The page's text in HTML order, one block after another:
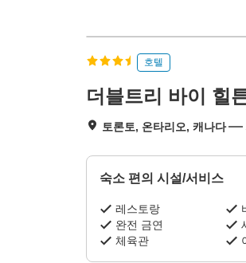
호텔
더블트리 바이 힐
토론토, 온타리오, 캐나다
숙소 편의 시설/서비스
레스토랑
완전 금연
체육관